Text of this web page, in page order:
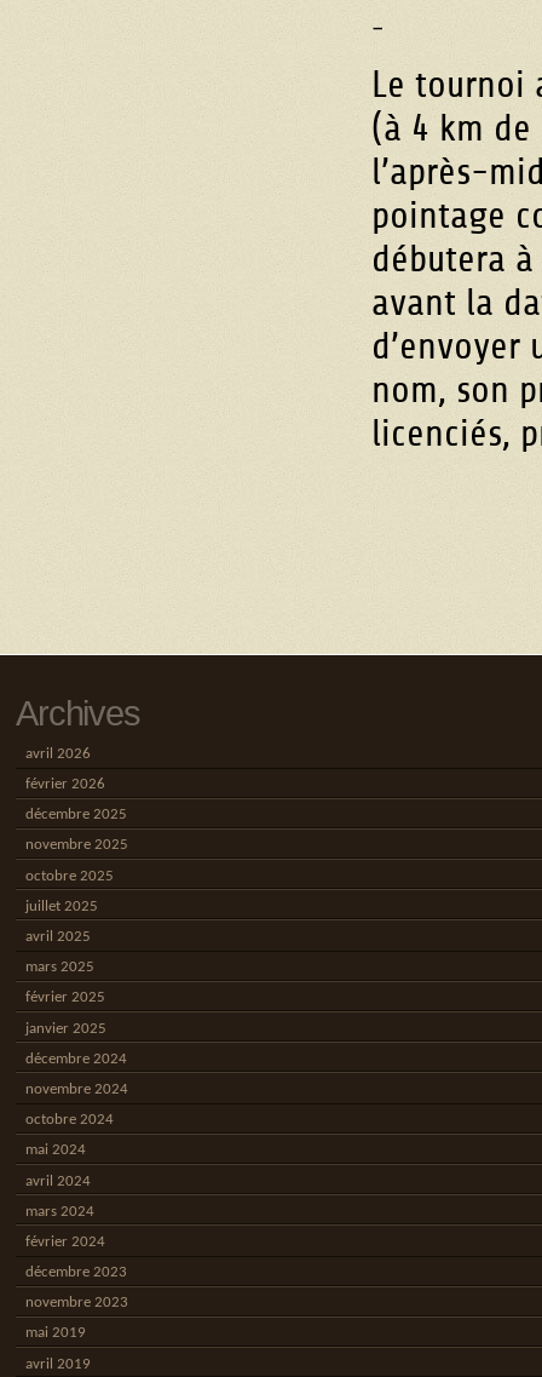
–
Le tournoi
(à 4 km
l’après-
pointage
débutera
avant la
d’envoyer
nom, son
licenciés,
Archives
avril 2026
février 2026
décembre 2025
novembre 2025
octobre 2025
juillet 2025
avril 2025
mars 2025
février 2025
janvier 2025
décembre 2024
novembre 2024
octobre 2024
mai 2024
avril 2024
mars 2024
février 2024
décembre 2023
novembre 2023
mai 2019
avril 2019